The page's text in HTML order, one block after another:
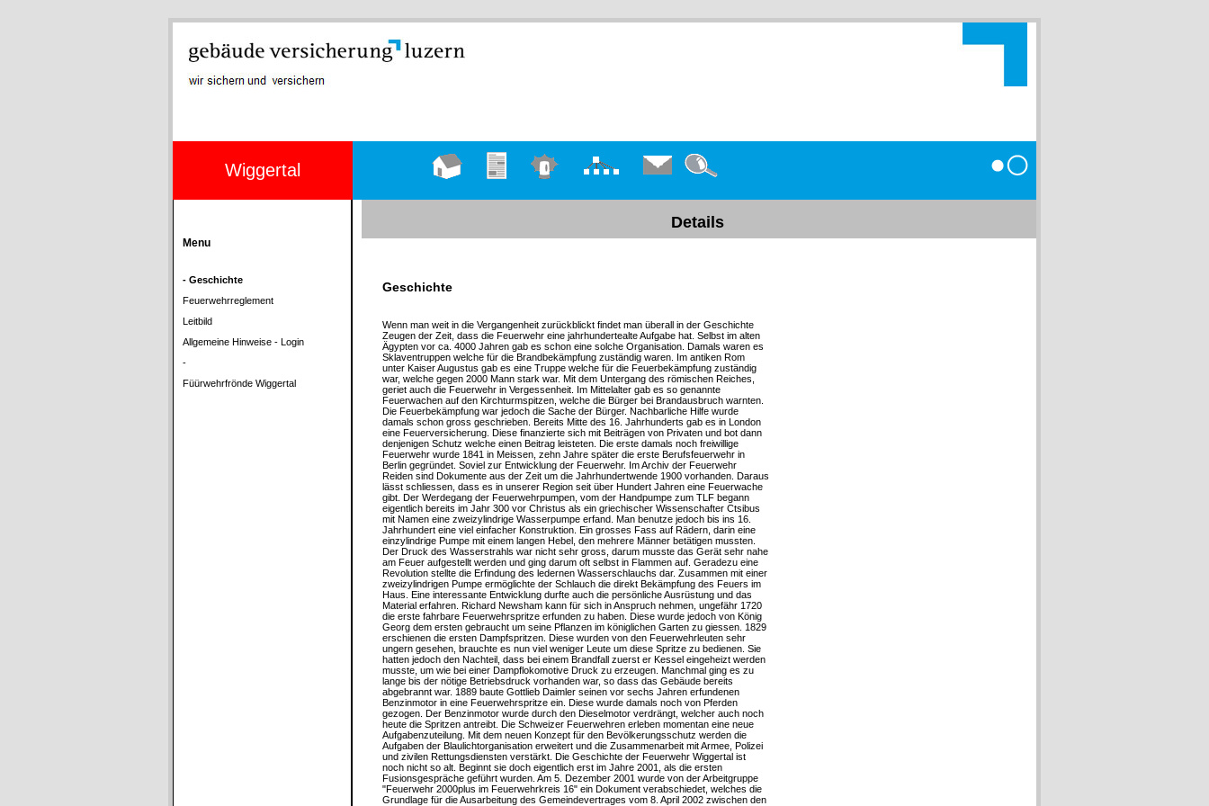
Wiggertal
Menu
- Geschichte
Feuerwehrreglement
Leitbild
Allgemeine Hinweise - Login
-
Füürwehrfrönde Wiggertal
Details
Geschichte
Wenn man weit in die Vergangenheit zurückblickt findet man überall in der Geschichte
Zeugen der Zeit, dass die Feuerwehr eine jahrhundertealte Aufgabe hat. Selbst im alten
Ägypten vor ca. 4000 Jahren gab es schon eine solche Organisation. Damals waren es
Sklaventruppen welche für die Brandbekämpfung zuständig waren. Im antiken Rom
unter Kaiser Augustus gab es eine Truppe welche für die Feuerbekämpfung zuständig
war, welche gegen 2000 Mann stark war. Mit dem Untergang des römischen Reiches,
geriet auch die Feuerwehr in Vergessenheit. Im Mittelalter gab es so genannte
Feuerwachen auf den Kirchturmspitzen, welche die Bürger bei Brandausbruch warnten.
Die Feuerbekämpfung war jedoch die Sache der Bürger. Nachbarliche Hilfe wurde
damals schon gross geschrieben. Bereits Mitte des 16. Jahrhunderts gab es in London
eine Feuerversicherung. Diese finanzierte sich mit Beiträgen von Privaten und bot dann
denjenigen Schutz welche einen Beitrag leisteten. Die erste damals noch freiwillige
Feuerwehr wurde 1841 in Meissen, zehn Jahre später die erste Berufsfeuerwehr in
Berlin gegründet. Soviel zur Entwicklung der Feuerwehr. Im Archiv der Feuerwehr
Reiden sind Dokumente aus der Zeit um die Jahrhundertwende 1900 vorhanden. Daraus
lässt schliessen, dass es in unserer Region seit über Hundert Jahren eine Feuerwache
gibt. Der Werdegang der Feuerwehrpumpen, vom der Handpumpe zum TLF begann
eigentlich bereits im Jahr 300 vor Christus als ein griechischer Wissenschafter Ctsibus
mit Namen eine zweizylindrige Wasserpumpe erfand. Man benutze jedoch bis ins 16.
Jahrhundert eine viel einfacher Konstruktion. Ein grosses Fass auf Rädern, darin eine
einzylindrige Pumpe mit einem langen Hebel, den mehrere Männer betätigen mussten.
Der Druck des Wasserstrahls war nicht sehr gross, darum musste das Gerät sehr nahe
am Feuer aufgestellt werden und ging darum oft selbst in Flammen auf. Geradezu eine
Revolution stellte die Erfindung des ledernen Wasserschlauchs dar. Zusammen mit einer
zweizylindrigen Pumpe ermöglichte der Schlauch die direkt Bekämpfung des Feuers im
Haus. Eine interessante Entwicklung durfte auch die persönliche Ausrüstung und das
Material erfahren. Richard Newsham kann für sich in Anspruch nehmen, ungefähr 1720
die erste fahrbare Feuerwehrspritze erfunden zu haben. Diese wurde jedoch von König
Georg dem ersten gebraucht um seine Pflanzen im königlichen Garten zu giessen. 1829
erschienen die ersten Dampfspritzen. Diese wurden von den Feuerwehrleuten sehr
ungern gesehen, brauchte es nun viel weniger Leute um diese Spritze zu bedienen. Sie
hatten jedoch den Nachteil, dass bei einem Brandfall zuerst er Kessel eingeheizt werden
musste, um wie bei einer Dampflokomotive Druck zu erzeugen. Manchmal ging es zu
lange bis der nötige Betriebsdruck vorhanden war, so dass das Gebäude bereits
abgebrannt war. 1889 baute Gottlieb Daimler seinen vor sechs Jahren erfundenen
Benzinmotor in eine Feuerwehrspritze ein. Diese wurde damals noch von Pferden
gezogen. Der Benzinmotor wurde durch den Dieselmotor verdrängt, welcher auch noch
heute die Spritzen antreibt. Die Schweizer Feuerwehren erleben momentan eine neue
Aufgabenzuteilung. Mit dem neuen Konzept für den Bevölkerungsschutz werden die
Aufgaben der Blaulichtorganisation erweitert und die Zusammenarbeit mit Armee, Polizei
und zivilen Rettungsdiensten verstärkt. Die Geschichte der Feuerwehr Wiggertal ist
noch nicht so alt. Beginnt sie doch eigentlich erst im Jahre 2001, als die ersten
Fusionsgespräche geführt wurden. Am 5. Dezember 2001 wurde von der Arbeitgruppe
"Feuerwehr 2000plus im Feuerwehrkreis 16" ein Dokument verabschiedet, welches die
Grundlage für die Ausarbeitung des Gemeindevertrages vom 8. April 2002 zwischen den